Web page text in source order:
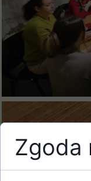
Zgoda